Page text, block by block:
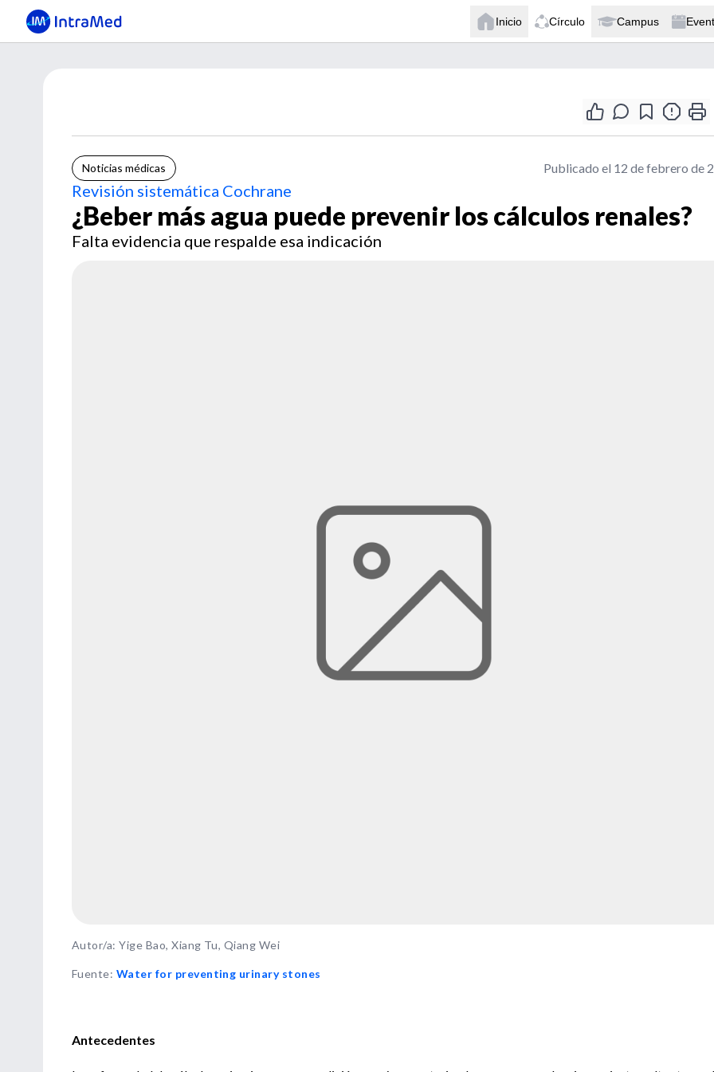
Inicio Círculo Campus
Noticias médicas Publicado el 12 de febrero de
Revisión sistemática Cochrane
¿Beber más agua puede prevenir los cálculos renales?
Falta evidencia que respalde esa indicación
Autor/a: Yige Bao, Xiang Tu, Qiang Wei
Fuente: Water for preventing urinary stones
Antecedentes